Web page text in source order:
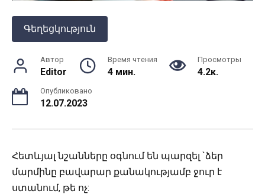
Գեղեցկություն
Автор
Editor
Время чтения
4 мин.
Просмотры
4.2к.
Опубликовано
12.07.2023
Հետևյալ նշանները օգնում են պարզել `ձեր
մարմինը բավարար քանակությամբ ջուր է
ստանում, թե ոչ: